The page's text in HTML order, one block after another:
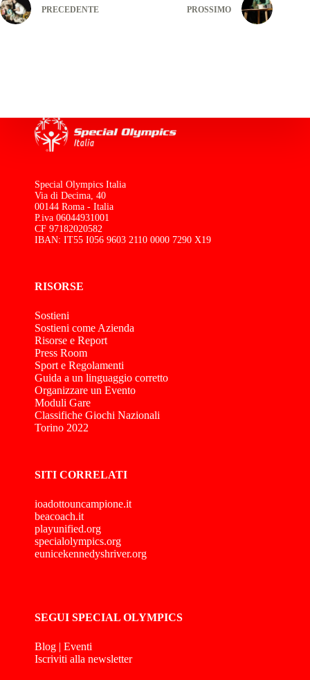
PRECEDENTE PROSSIMO
Special Olympics Italia
Via di Decima, 40
00144 Roma - Italia
P.iva 06044931001
CF 97182020582
IBAN: IT55 I056 9603 2110 0000 7290 X19
RISORSE
Sostieni
Sostieni come Azienda
Risorse e Report
Press Room
Sport e Regolamenti
Guida a un linguaggio corretto
Organizzare un Evento
Moduli Gare
Classifiche Giochi Nazionali
Torino 2022
SITI CORRELATI
ioadottouncampione.it
beacoach.it
playunified.org
specialolympics.org
eunicekennedyshriver.org
SEGUI SPECIAL OLYMPICS
Blog | Eventi
Iscriviti alla newsletter